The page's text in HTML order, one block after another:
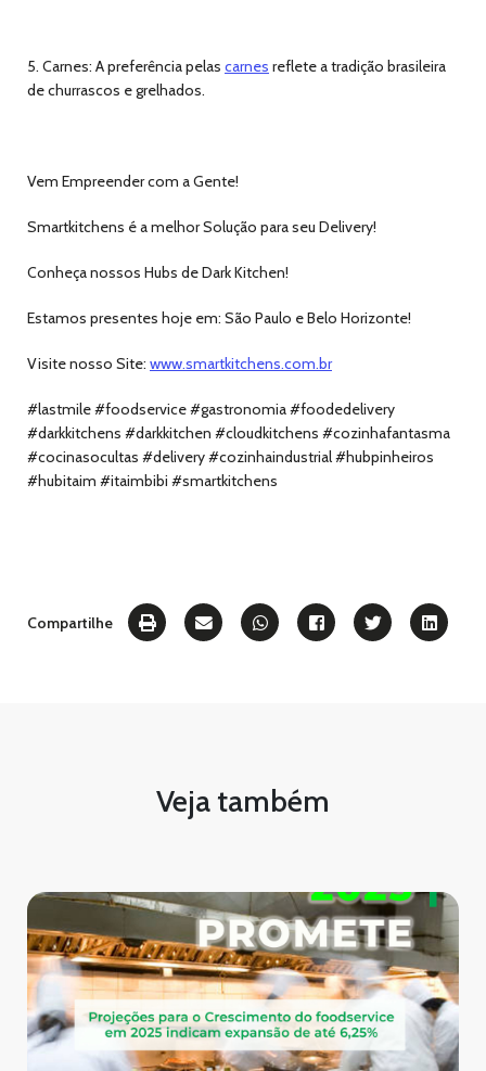
5. Carnes: A preferência pelas carnes reflete a tradição brasileira
de churrascos e grelhados.
Vem Empreender com a Gente!
Smartkitchens é a melhor Solução para seu Delivery!
Conheça nossos Hubs de Dark Kitchen!
Estamos presentes hoje em: São Paulo e Belo Horizonte!
Visite nosso Site: www.smartkitchens.com.br
#lastmile #foodservice #gastronomia #foodedelivery
#darkkitchens #darkkitchen #cloudkitchens #cozinhafantasma
#cocinasocultas #delivery #cozinhaindustrial #hubpinheiros
#hubitaim #itaimbibi #smartkitchens
Compartilhe
Veja também